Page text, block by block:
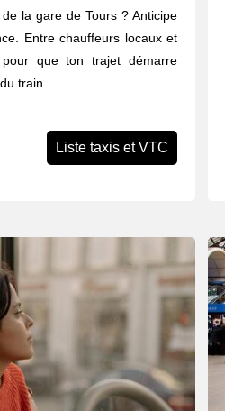
la gare de Tours ? Anticipe
Entre chauffeurs locaux et
que ton trajet démarre
train.
Liste taxis et VTC